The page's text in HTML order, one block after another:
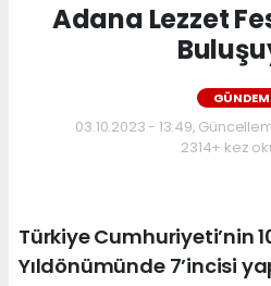
Adana Lezzet
GÜNDEM
03.10.2023 - 13:49,
2314+ kez
Türkiye Cumhuriyeti’nin
Yıldönümünde 7’incisi